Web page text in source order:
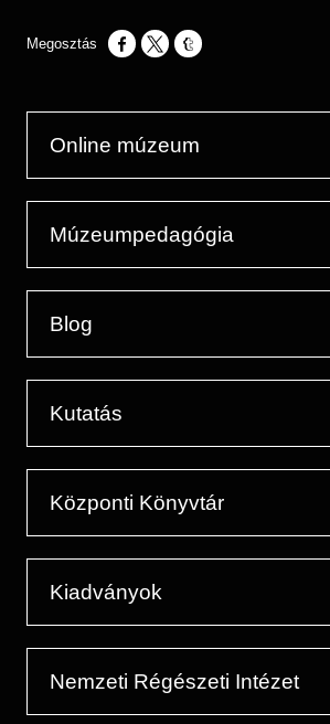
Opens in a new window
Opens in a new window
Opens in a new window
Online múzeum
Múzeumpedagógia
Blog
Kutatás
Központi Könyvtár
Kiadványok
Nemzeti Régészeti Intézet